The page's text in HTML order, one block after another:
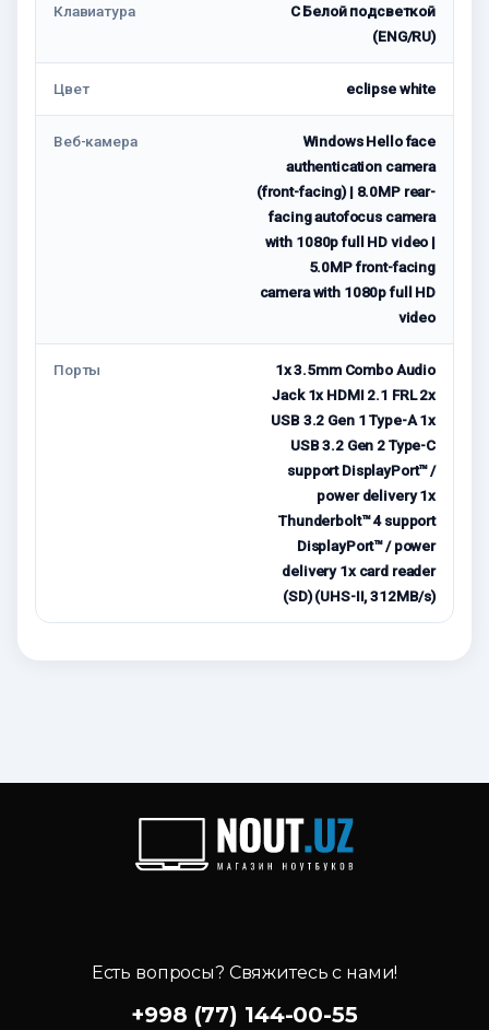
Клавиатура
С Белой подсветкой
(ENG/RU)
Цвет eclipse white
Веб-камера
Windows Hello face
authentication camera
(front-facing) | 8.0MP rear-
facing autofocus camera
with 1080p full HD video |
5.0MP front-facing
camera with 1080p full HD
video
Порты
1x 3.5mm Combo Audio
Jack 1x HDMI 2.1 FRL 2x
USB 3.2 Gen 1 Type-A 1x
USB 3.2 Gen 2 Type-C
support DisplayPort™ /
power delivery 1x
Thunderbolt™ 4 support
DisplayPort™ / power
delivery 1x card reader
(SD) (UHS-II, 312MB/s)
Есть вопросы? Свяжитесь с нами!
+998 (77) 144-00-55